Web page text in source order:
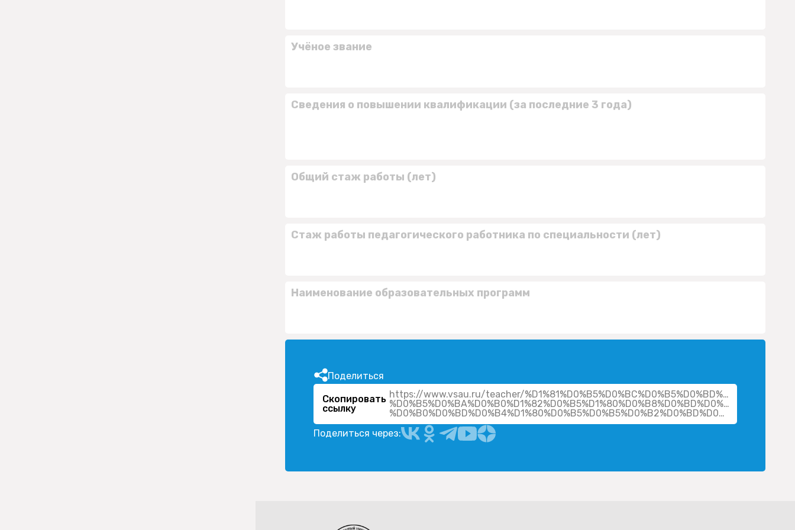
Учёное звание
Сведения о повышении квалификации (за последние 3 года)
Общий стаж работы (лет)
Стаж работы педагогического работника по специальности (лет)
Наименование образовательных программ
Поделиться
Скопировать
ссылку
https://www.vsau.ru/teacher/
%D0%B5%D0%BA%D0%B0%D1%82%D0%B5%D1%80%D0%B8%D0%BD%D0%B0-
%D0%B0%D0%BD%D0%B4%D1%80%D0%B5%D0%B5%D0%B2%D0%BD%D0%B0/
Поделиться через: